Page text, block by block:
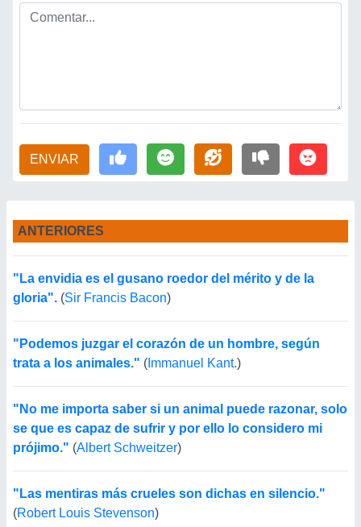
ENVIAR
ANTERIORES
"La envidia es el gusano roedor del mérito y de la
gloria". (Sir Francis Bacon)
"Podemos juzgar el corazón de un hombre, según
trata a los animales." ( Immanuel Kant.)
"No me importa saber si un animal puede razonar, solo
se que es capaz de sufrir y por ello lo considero mi
prójimo." (Albert Schweitzer)
"Las mentiras más crueles son dichas en silencio."
(Robert Louis Stevenson)